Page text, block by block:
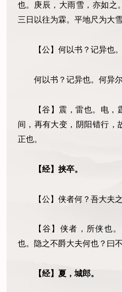
也。庚辰，大雨雪，亦如之
三日以往为霖。平地尺为大雪
【公】何以书？记异也
何以书？记异也。何异
【谷】震，雷也。电
间 ， 再有大变，阴阳错行，
正也。
【经】挟卒。
【公】侠者何？吾大夫
【谷】侠者，所侠也
也。隐之不爵大夫何也？曰不
【经】夏，城郎。